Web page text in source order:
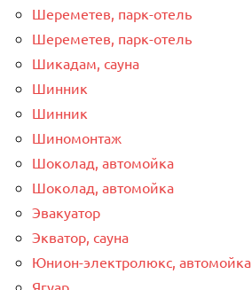
Шереметев, парк-отель
Шереметев, парк-отель
Шикадам, сауна
Шинник
Шинник
Шиномонтаж
Шоколад, автомойка
Шоколад, автомойка
Эвакуатор
Экватор, сауна
Юнион-электролюкс, автомойка
Ягуар